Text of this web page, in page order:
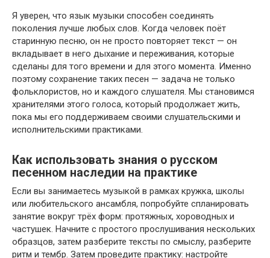
Я уверен, что язык музыки способен соединять
поколения лучше любых слов. Когда человек поёт
старинную песню, он не просто повторяет текст — он
вкладывает в него дыхание и переживания, которые
сделаны для того времени и для этого момента. Именно
поэтому сохранение таких песен — задача не только
фольклористов, но и каждого слушателя. Мы становимся
хранителями этого голоса, который продолжает жить,
пока мы его поддерживаем своими слушательскими и
исполнительскими практиками.
Как использовать знания о русском
песенном наследии на практике
Если вы занимаетесь музыкой в рамках кружка, школы
или любительского ансамбля, попробуйте спланировать
занятие вокруг трёх форм: протяжных, хороводных и
частушек. Начните с простого прослушивания нескольких
образцов, затем разберите тексты по смыслу, разберите
ритм и тембр. Затем проведите практику: настройте